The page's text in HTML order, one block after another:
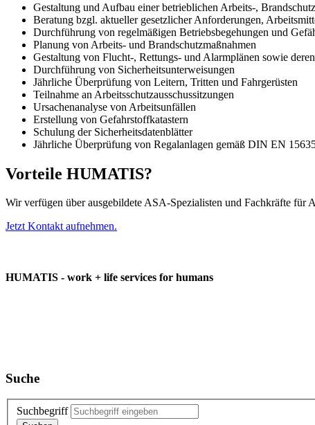
Gestaltung und Aufbau einer betrieblichen Arbeits-,
Beratung bzgl. aktueller gesetzlicher Anforderungen,
Durchführung von regelmäßigen Betriebsbegehungen und
Planung von Arbeits- und Brandschutzmaßnahmen
Gestaltung von Flucht-, Rettungs- und Alarmplänen sowie
Durchführung von Sicherheitsunterweisungen
Jährliche Überprüfung von Leitern, Tritten und Fahrgerüsten
Teilnahme an Arbeitsschutzausschussitzungen
Ursachenanalyse von Arbeitsunfällen
Erstellung von Gefahrstoffkatastern
Schulung der Sicherheitsdatenblätter
Jährliche Überprüfung von Regalanlagen gemäß DIN EN
Vorteile HUMATIS?
Wir verfügen über ausgebildeteASA-Spezialisten und Fachkräfte für
Jetzt Kontakt aufnehmen.
HUMATIS - work + life services for humans
Suche
Suchbegriff